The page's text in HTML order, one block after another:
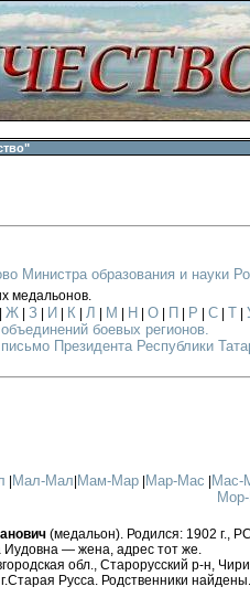
Министра образования и науки
медальонов.
Ж| З И К| Л М Н О| П Р С| Т
боевых регионов.
Президента Республики
Мал-Мал Мам-Мар Мар-Мас Мас-
(медальон). Родился: 1902 г.,
Иудовна — жена, адрес тот же.
обл., Старорусский р-н,
Русса. Родственники найдены.